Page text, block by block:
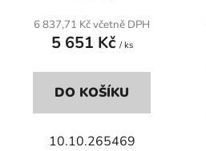
6 837,71 Kč včetně DPH
5 651 Kč / ks
DO KOŠÍKU
10.10.265469